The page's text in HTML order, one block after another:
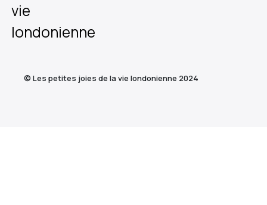
vie
londonienne
© Les petites joies de la vie londonienne 2024